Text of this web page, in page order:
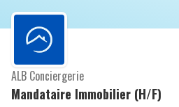
Mandataire Immobilier (H/F)
ALB Conciergerie